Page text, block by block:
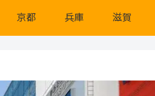
京都 兵庫 滋賀